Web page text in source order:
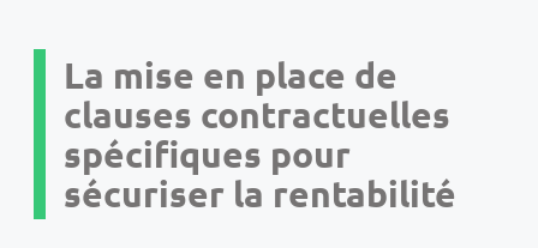
La mise en place de
clauses contractuelles
spécifiques pour
sécuriser la rentabilité